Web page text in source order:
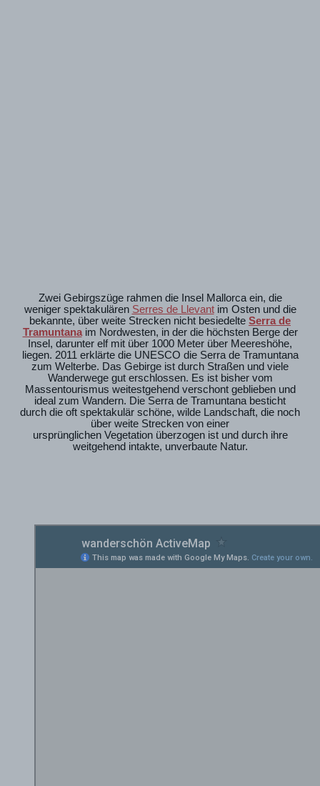
Zwei Gebirgszüge rahmen die Insel Mallorca ein, die
weniger spektakulären Serres de Llevantim Osten und die
bekannte, über weite Strecken nicht besiedelte Serra de
Tramuntanaim Nordwesten, in der die höchsten Berge der
Insel, darunter elf mit über 1000 Meter über Meereshöhe,
liegen. 2011 erklärte die UNESCO die Serra de Tramuntana
zum Welterbe. Das Gebirge ist durch Straßen und viele
Wanderwege gut erschlossen. Es ist bisher vom
Massentourismus weitestgehend verschont geblieben und
ideal zum Wandern. Die Serra de Tramuntana besticht
durch die oft spektakulär schöne, wilde Landschaft, die noch
über weite Strecken von einer
ursprünglichen Vegetation überzogen ist und durch ihre
weitgehend intakte, unverbaute Natur.